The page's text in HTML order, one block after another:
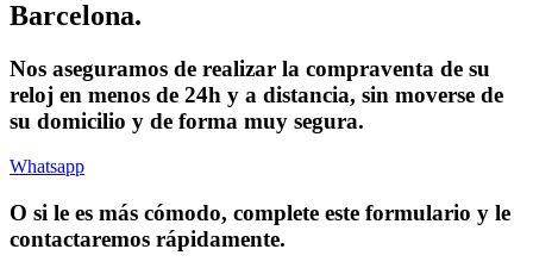
Barcelona.
Nos aseguramos de realizar la compraventa de su
reloj en menos de 24h y a distancia, sin moverse de
su domicilio y de forma muy segura.
Whatsapp
O si le es más cómodo, complete este formulario y le
contactaremos rápidamente.